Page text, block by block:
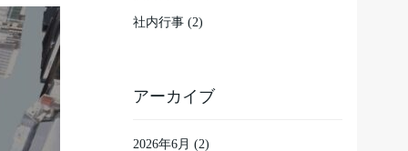
社内行事 (2)
アーカイブ
2026年6月 (2)